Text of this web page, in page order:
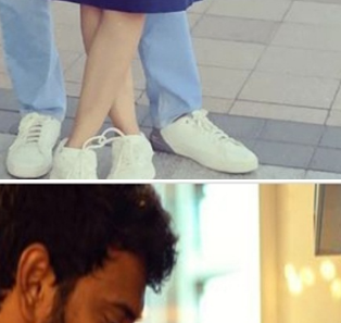
ಕ್ರಿಸ್ಮಿ ಎಂದೇ ಜನಪ್ರಿಯ